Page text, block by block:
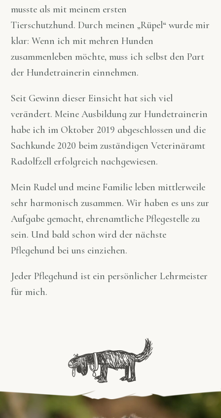
musste als mit meinem ersten
Tierschutzhund.Durch meinen „Rüpel“ wurde mir
klar: Wenn ich mit mehren Hunden
zusammenleben möchte, muss ich selbst den Part
der Hundetrainerin einnehmen.
Seit Gewinn dieser Einsicht hat sich viel
verändert. Meine Ausbildung zur Hundetrainerin
habe ich im Oktober 2019 abgeschlossen und die
Sachkunde 2020 beim zuständigen Veterinäramt
Radolfzell erfolgreich nachgewiesen.
Mein Rudel und meine Familie leben mittlerweile
sehr harmonisch zusammen. Wir haben es uns zur
Aufgabe gemacht, ehrenamtliche Pflegestelle zu
sein. Und bald schon wird der nächste
Pflegehund bei uns einziehen.
Jeder Pflegehund ist ein persönlicher Lehrmeister
für mich.